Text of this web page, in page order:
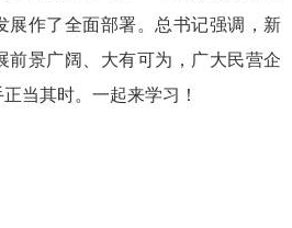
展作了全面部署。总书记强调，新
前景广阔、大有可为，广大民营企
当其时。一起来学习！